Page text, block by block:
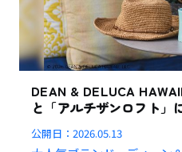
DEAN & DELUCA
と「アルチザンロフト」
公開日：2026.05.13